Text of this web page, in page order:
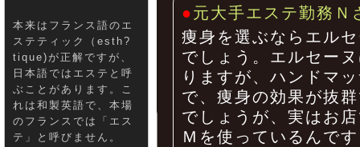
本来はフランス語のエ
ステティック（esth?
tique)が正解ですが、
日本語ではエステと呼
ぶことがあります。こ
れは和製英語で、本場
のフランスでは「エス
テ」と呼びません。
●元大手エステ勤務Ｎ
痩身を選ぶならエル
でしょう。エルセー
りますが、ハンドマ
で、痩身の効果が抜
でしょうが、実はお
Ｍを使っているんで